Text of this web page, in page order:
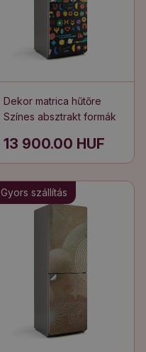
Dekor matrica hűtőre
Színes absztrakt formák
13 900.00 HUF
Gyors szállítás